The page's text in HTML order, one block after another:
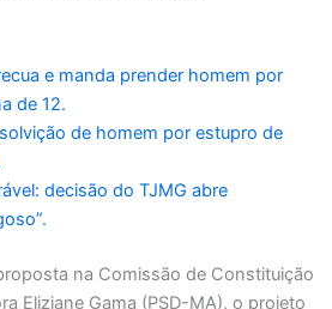
e manda prender homem por
de 12.
de homem por estupro de
decisão do TJMG abre
na Comissão de Constituição
Eliziane Gama (PSD-MA), o projeto